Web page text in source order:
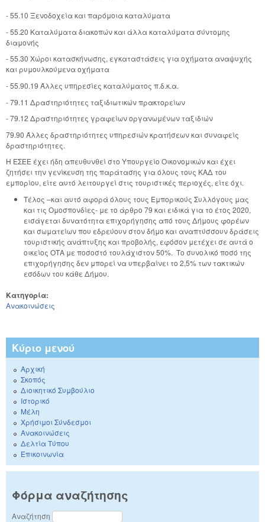
- 55.10 Ξενοδοχεία και παρόμοια καταλύματα
- 55.20 Καταλύματα διακοπών και άλλα καταλύματα σύντομης
διαμονής
- 55.30 Χώροι κατασκήνωσης, εγκαταστάσεις για οχήματα αναψυχής
και ρυμουλκούμενα οχήματα
- 55.90.19 Άλλες υπηρεσίες καταλύματος π.δ.κ.α.
- 79.11 Δραστηριότητες ταξιδιωτικών πρακτορείων
- 79.12 Δραστηριότητες γραφείων οργανωμένων ταξιδιών
79.90 Άλλες δραστηριότητες υπηρεσιών κρατήσεων και συναφείς
δραστηριότητες.
Η ΕΣΕΕ έχει ήδη απευθυνθεί στο Υπουργείο Οικονομικών και έχει
ζητήσει την γενίκευση της παράτασης για όλους τους ΚΑΔ του
εμπορίου, είτε αυτό λειτουργεί στις τουριστικές περιοχές, είτε όχι.
Τέλος –και αυτό αφορά όλους τους Εμπορικούς Συλλόγους μας
και τις Ομοσπονδίες- με το άρθρο 79 και ειδικά για το έτος 2020,
εισάγεται δυνατότητα επιχορήγησης από τους Δήμους φορέων
και σωματείων που εδρεύουν στον δήμο και αναπτύσσουν δράσεις
τουριστικής ανάπτυξης και προβολής, εφόσον μετέχει σε αυτά ο
οικείος ΟΤΑ με ποσοστό τουλάχιστον 50%. Το συνολικό ποσό της
επιχορήγησης δεν μπορεί να υπερβαίνει το 2,5% των τακτικών
εσόδων του κάθε Δήμου.
Κατηγορία:
Ανακοινώσεις
Κύριο μενού
Αρχική
Σκοπός
Διοικητικό Συμβούλιο
Ιστορικό
Μέλη
Χρήσιμοι Σύνδεσμοι
Ανακοινώσεις
Δελτία Τύπου
Επικοινωνία
Φόρμα αναζήτησης
Αναζήτηση